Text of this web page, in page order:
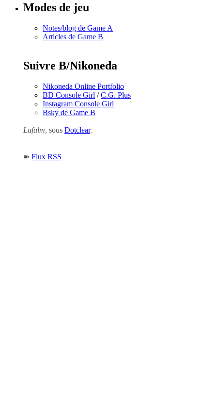
Modes de jeu
Notes/blog de Game A
Articles de Game B
Suivre B/Nikoneda
Nikoneda Online Portfolio
BD Console Girl /C.G. Plus
Instagram Console Girl
Bsky de Game B
Lafalm, sous Dotclear.
➽ Flux RSS